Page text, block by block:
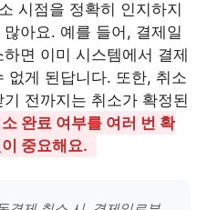
시점을 정확히 인지하지
아요. 예를 들어, 결제일
면 이미 시스템에서 결제
없게 된답니다. 또한, 취소
전까지는 취소가 확정된
완료 여부를 여러 번 확
중요해요.